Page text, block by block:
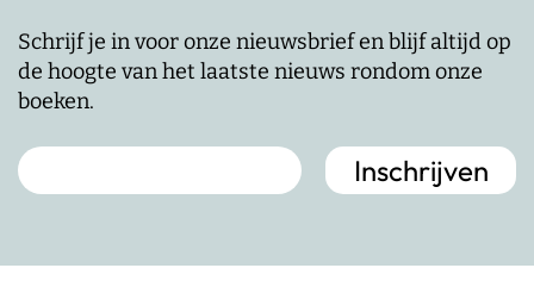
Schrijf je in voor onze nieuwsbrief en blijf altijd op
de hoogte van het laatste nieuws rondom onze
boeken.